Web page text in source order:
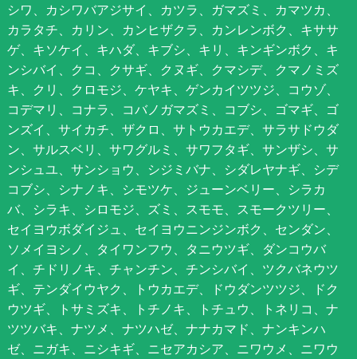
シワ、カシワバアジサイ、カツラ、ガマズミ、カマツカ、
カラタチ、カリン、カンヒザクラ、カンレンボク、キササ
ゲ、キソケイ、キハダ、キブシ、キリ、キンギンボク、キ
ンシバイ、クコ、クサギ、クヌギ、クマシデ、クマノミズ
キ、クリ、クロモジ、ケヤキ、ゲンカイツツジ、コウゾ、
コデマリ、コナラ、コバノガマズミ、コブシ、ゴマギ、ゴ
ンズイ、サイカチ、ザクロ、サトウカエデ、サラサドウダ
ン、サルスベリ、サワグルミ、サワフタギ、サンザシ、サ
ンシュユ、サンショウ、シジミバナ、シダレヤナギ、シデ
コブシ、シナノキ、シモツケ、ジューンベリー、シラカ
バ、シラキ、シロモジ、ズミ、スモモ、スモークツリー、
セイヨウボダイジュ、セイヨウニンジンボク、センダン、
ソメイヨシノ、タイワンフウ、タニウツギ、ダンコウバ
イ、チドリノキ、チャンチン、チンシバイ、ツクバネウツ
ギ、テンダイウヤク、トウカエデ、ドウダンツツジ、ドク
ウツギ、トサミズキ、トチノキ、トチュウ、トネリコ、ナ
ツツバキ、ナツメ、ナツハゼ、ナナカマド、ナンキンハ
ゼ、ニガキ、ニシキギ、ニセアカシア、ニワウメ、ニワウ